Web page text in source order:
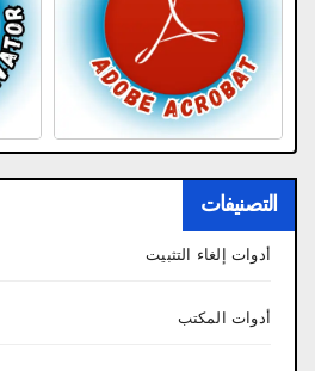
التصنيفات
أدوات إلغاء التثبيت
أدوات المكتب